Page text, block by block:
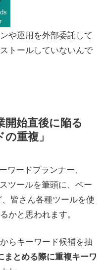
や運用を外部委託して
トールしていないんで
開始直後に陥る
重複」
ワードプランナー、
ツールを筆頭に、ベー
皆さん各種ツールを使
かと思われます。
らキーワード候補を抽
まとめる際に重複キーワ